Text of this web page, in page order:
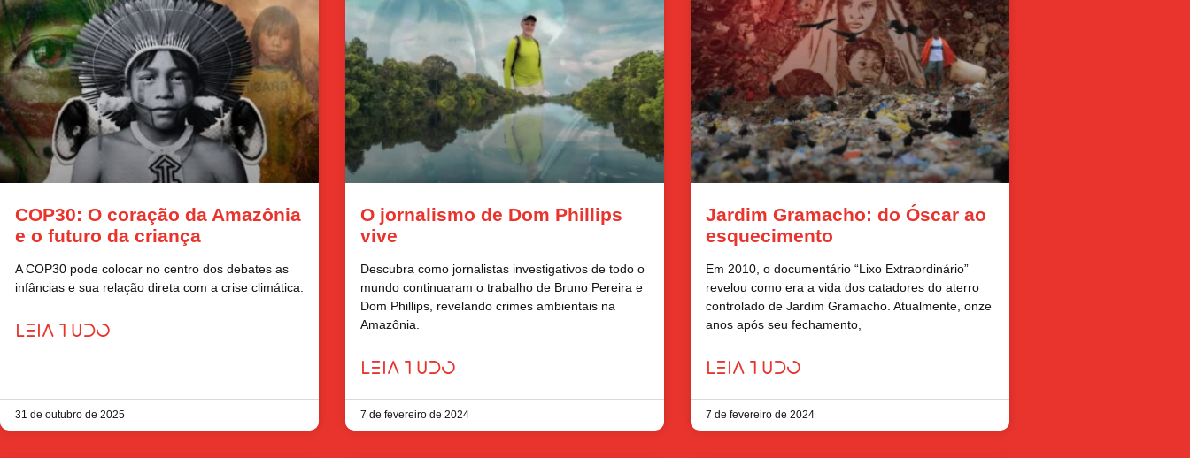
COP30: O coração da Amazônia
e o futuro da criança
A COP30 pode colocar no centro dos debates as
infâncias e sua relação direta com a crise climática.
LEIA TUDO
31 de outubro de 2025
O jornalismo de Dom Phillips
vive
Descubra como jornalistas investigativos de todo o
mundo continuaram o trabalho de Bruno Pereira e
Dom Phillips, revelando crimes ambientais na
Amazônia.
LEIA TUDO
7 de fevereiro de 2024
Jardim Gramacho: do Óscar ao
esquecimento
Em 2010, o documentário “Lixo Extraordinário”
revelou como era a vida dos catadores do aterro
controlado de Jardim Gramacho. Atualmente, onze
anos após seu fechamento,
LEIA TUDO
7 de fevereiro de 2024